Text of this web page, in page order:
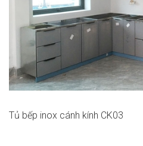
Tủ bếp inox cánh kính CK03